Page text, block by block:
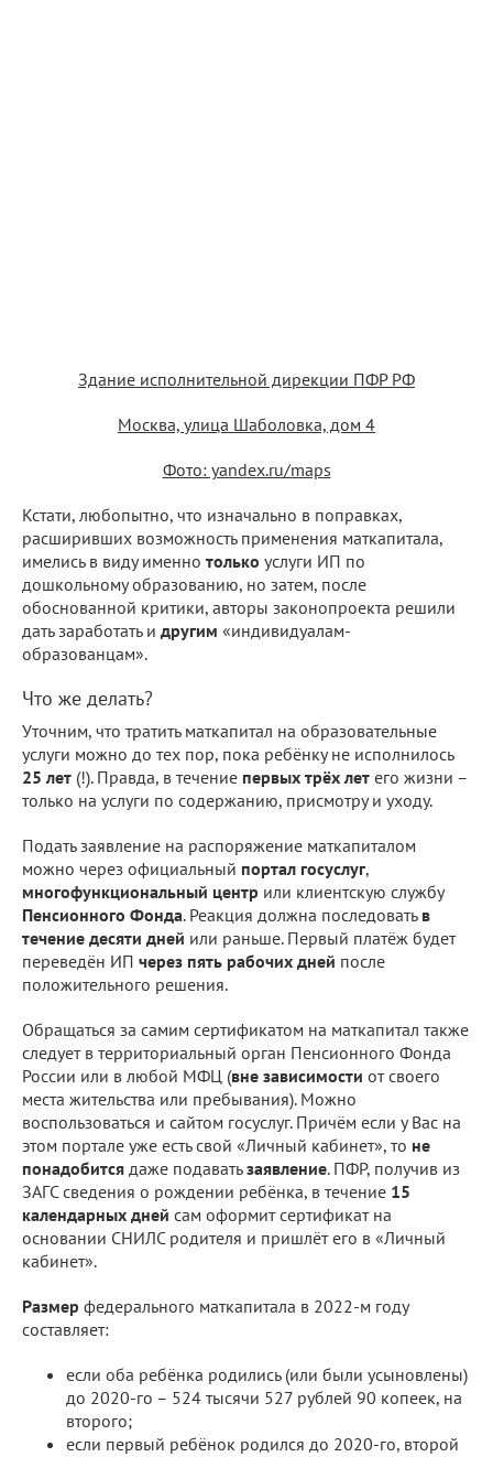
Здание исполнительной дирекции ПФР РФ
Москва, улица Шаболовка, дом 4
Фото: yandex.ru/maps
Кстати, любопытно, что изначально в поправках,
расширивших возможность применения маткапитала,
имелись в виду именно только услуги ИП по
дошкольному образованию, но затем, после
обоснованной критики, авторы законопроекта решили
дать заработать и другим «индивидуалам-
образованцам».
Что же делать?
Уточним, что тратить маткапитал на образовательные
услуги можно до тех пор, пока ребёнку не исполнилось
25 лет (!). Правда, в течение первых трёх лет его жизни –
только на услуги по содержанию, присмотру и уходу.
Подать заявление на распоряжение маткапиталом
можно через официальный портал госуслуг,
многофункциональный центр или клиентскую службу
Пенсионного Фонда. Реакция должна последовать в
течение десяти дней или раньше. Первый платёж будет
переведён ИП через пять рабочих дней после
положительного решения.
Обращаться за самим сертификатом на маткапитал также
следует в территориальный орган Пенсионного Фонда
России или в любой МФЦ (вне зависимости от своего
места жительства или пребывания). Можно
воспользоваться и сайтом госуслуг. Причём если у Вас на
этом портале уже есть свой «Личный кабинет», то не
понадобится даже подаватьзаявление. ПФР, получив из
ЗАГС сведения о рождении ребёнка, в течение 15
календарных дней сам оформит сертификат на
основании СНИЛС родителя и пришлёт его в «Личный
кабинет».
Размер федерального маткапитала в 2022-м году
составляет:
если оба ребёнка родились (или были усыновлены)
до 2020-го – 524 тысячи 527 рублей 90 копеек, на
второго;
если первый ребёнок родился до 2020-го, второй